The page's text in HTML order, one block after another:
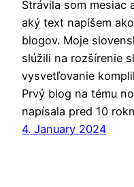
Strávila som mesiac
aký text napíšem
blogov. Moje
slúžili na rozšírenie
vysvetľovanie
Prvý blog na tému
napísala pred 10
4. January 2024